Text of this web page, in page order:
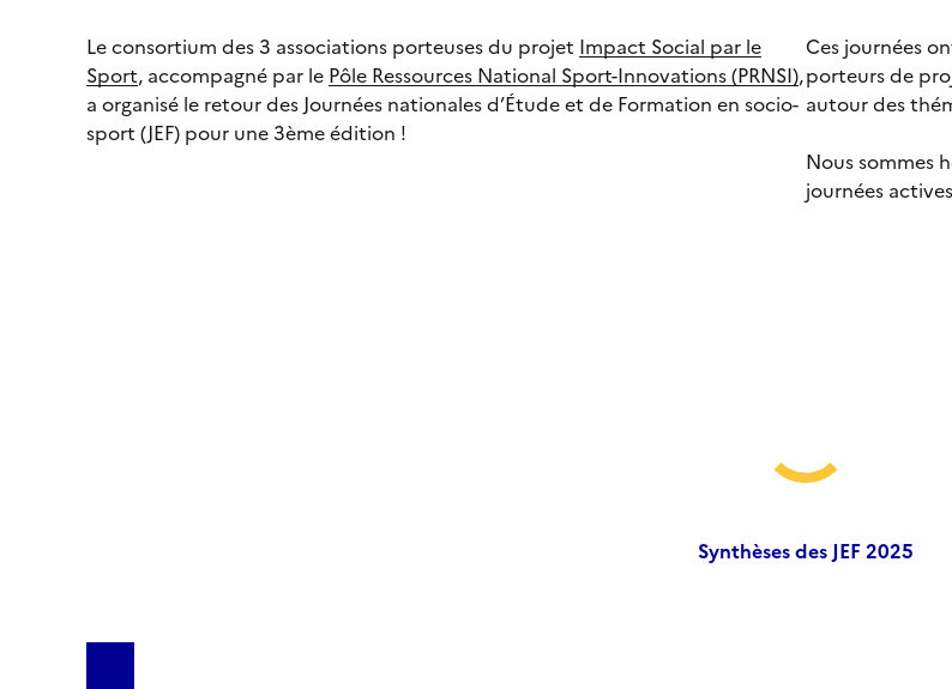
Le consortium des 3 associations porteuses du projet Impact Social par le
Sport, accompagné par le Pôle Ressources National Sport-Innovations (PRNSI),
a organisé le retour des Journées nationales d’Étude et de Formation en socio-
sport (JEF) pour une 3ème édition !
Ces journées
porteurs de
autour des
Nous sommes
journées
Synthèses des JEF 2025